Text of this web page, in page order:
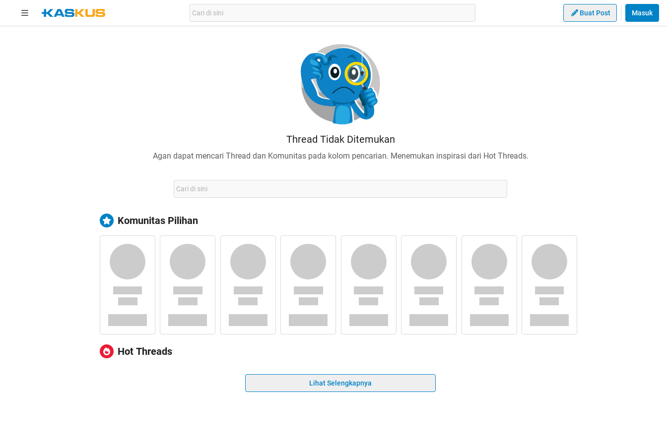
Buat Post Masuk
Thread Tidak Ditemukan
Agan dapat mencari Thread dan Komunitas pada kolom pencarian. Menemukan inspirasi dari Hot Threads.
Komunitas Pilihan
Hot Threads
Lihat Selengkapnya